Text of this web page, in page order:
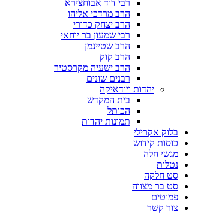
רבי דוד אבוחצירא
הרב מרדכי אליהו
הרב יצחק כדורי
רבי שמעון בר יוחאי
הרב שטיינמן
הרב קוק
הרב ישעיה מקרסטיר
רבנים שונים
יהדות ויודאיקה
בית המקדש
הכותל
תמונות יהדות
בלוק אקרילי
כוסות קידוש
מגשי חלה
נטלות
סט חלקה
סט בר מצווה
פמוטים
צור קשר